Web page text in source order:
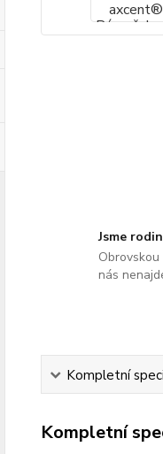
Jsme
nás
Kompletní
Kompletní